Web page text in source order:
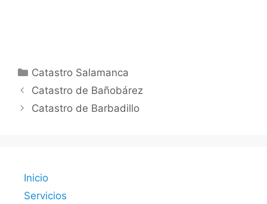
Categorías
Catastro Salamanca
Catastro de Bañobárez
Catastro de Barbadillo
Inicio
Servicios